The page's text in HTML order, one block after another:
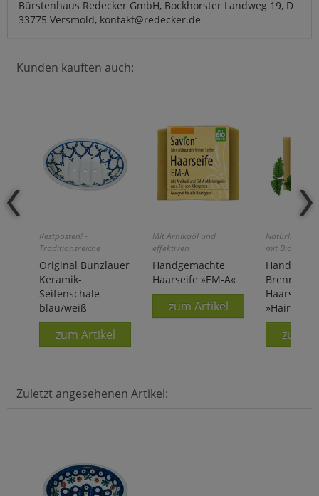
Bürstenhaus Redecker GmbH, Bockhorster Landweg 19, D
33775 Versmold, kontakt@redecker.de
Kunden kauften auch:
Restposten! -
Traditionsreiche
Handarbeit aus
Niederschlesien!
Original Bunzlauer
Keramik-
Seifenschale
blau/weiß
zum Artikel
Mit Arnikaöl und
effektiven
Mikroorganismen!
Handgemachte
Haarseife »EM-A«
zum Artikel
Natürliche
mit Bio-
Haarseife
zum
Zuletzt angesehenen Artikel: